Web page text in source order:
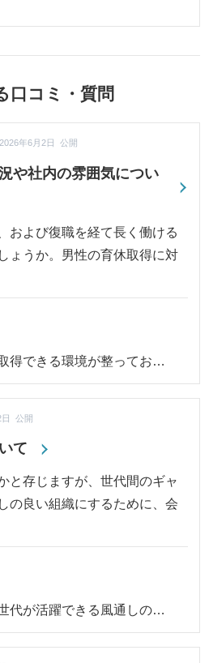
口コミ・質問
や社内の雰囲気につい
2026年6月2日 公開
および復職を経て長く働ける
ょうか。男性の育休取得に対
得できる環境が整ってお…
て
日 公開
と存じますが、世代間のギャ
の良い組織にするために、会
代が活躍できる風通しの…